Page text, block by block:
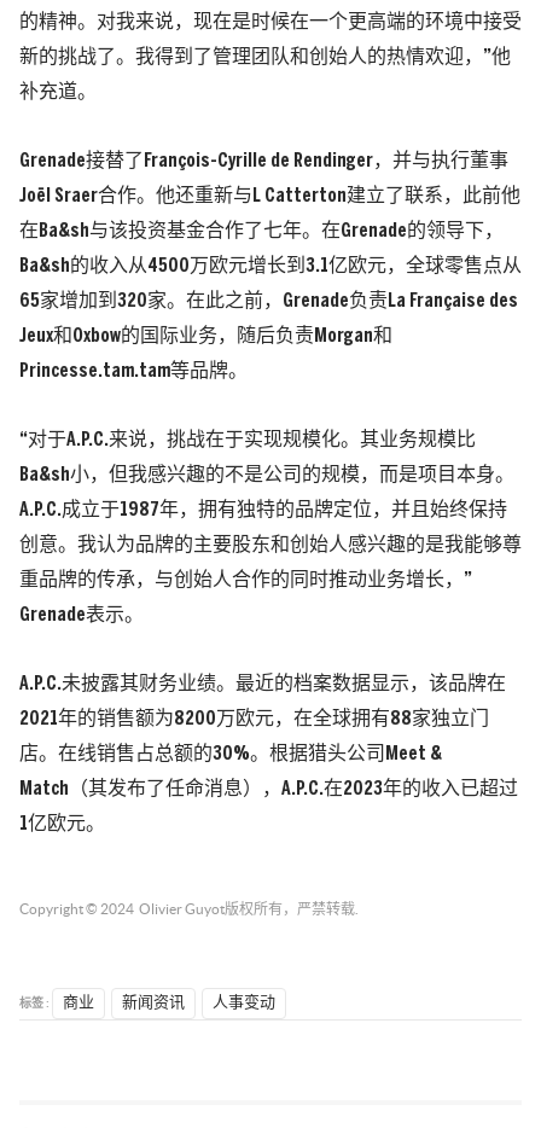
的精神。对我来说，现在是时候在一个更高端的环境中接受
新的挑战了。我得到了管理团队和创始人的热情欢迎，”他
补充道。
Grenade接替了François-Cyrille de Rendinger，并与执行董事
Joël Sraer合作。他还重新与L Catterton建立了联系，此前他
在Ba&sh与该投资基金合作了七年。在Grenade的领导下，
Ba&sh的收入从4500万欧元增长到3.1亿欧元，全球零售点从
65家增加到320家。在此之前，Grenade负责La Française des
Jeux和Oxbow的国际业务，随后负责Morgan和
Princesse.tam.tam等品牌。
“对于A.P.C.来说，挑战在于实现规模化。其业务规模比
Ba&sh小，但我感兴趣的不是公司的规模，而是项目本身。
A.P.C.成立于1987年，拥有独特的品牌定位，并且始终保持
创意。我认为品牌的主要股东和创始人感兴趣的是我能够尊
重品牌的传承，与创始人合作的同时推动业务增长，”
Grenade表示。
A.P.C.未披露其财务业绩。最近的档案数据显示，该品牌在
2021年的销售额为8200万欧元，在全球拥有88家独立门
店。在线销售占总额的30%。根据猎头公司Meet &
Match（其发布了任命消息），A.P.C.在2023年的收入已超过
1亿欧元。
Copyright © 2024 Olivier Guyot版权所有，严禁转载.
标签 : 商业 新闻资讯 人事变动